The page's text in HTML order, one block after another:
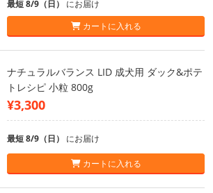
最短 8/9（日） にお届け
カートに入れる
ナチュラルバランス LID 成犬用 ダック&ポテ
トレシピ 小粒 800g
¥3,300
最短 8/9（日） にお届け
カートに入れる